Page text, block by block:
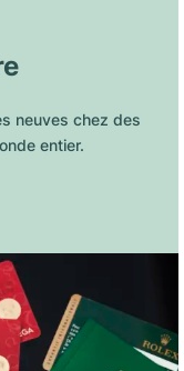
neuves chez des
entier.